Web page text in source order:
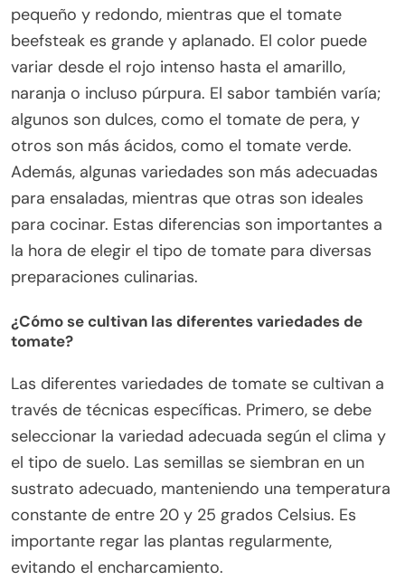
pequeño y redondo, mientras que el tomate
beefsteak es grande y aplanado. El color puede
variar desde el rojo intenso hasta el amarillo,
naranja o incluso púrpura. El sabor también varía;
algunos son dulces, como el tomate de pera, y
otros son más ácidos, como el tomate verde.
Además, algunas variedades son más adecuadas
para ensaladas, mientras que otras son ideales
para cocinar. Estas diferencias son importantes a
la hora de elegir el tipo de tomate para diversas
preparaciones culinarias.
¿Cómo se cultivan las diferentes variedades de
tomate?
Las diferentes variedades de tomate se cultivan a
través de técnicas específicas. Primero, se debe
seleccionar la variedad adecuada según el clima y
el tipo de suelo. Las semillas se siembran en un
sustrato adecuado, manteniendo una temperatura
constante de entre 20 y 25 grados Celsius. Es
importante regar las plantas regularmente,
evitando el encharcamiento.